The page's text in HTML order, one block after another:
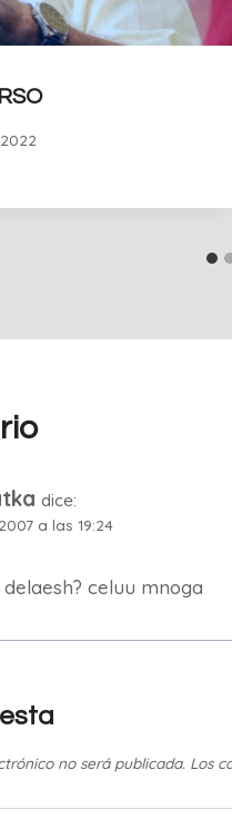
dice:
a las 19:24
celuu mnoga
no será publicada. Los